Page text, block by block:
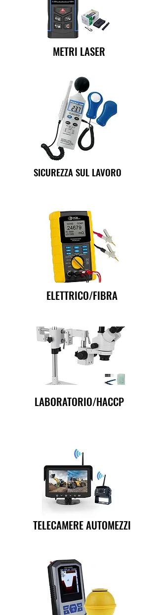
METRI LASER
SICUREZZA SUL LAVORO
ELETTRICO/FIBRA
LABORATORIO/HACCP
TELECAMERE AUTOMEZZI